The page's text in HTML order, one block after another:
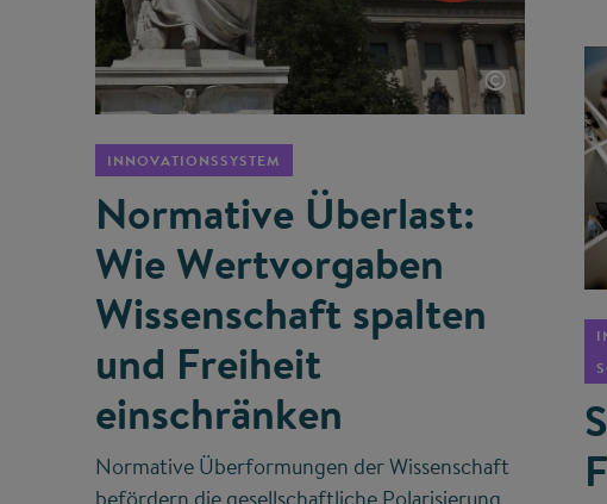
©
INNOVATIONSSYSTEM
Normative Überlast:
Wie Wertvorgaben
Wissenschaft spalten
und Freiheit
einschränken
Normative Überformungen der Wissenschaft